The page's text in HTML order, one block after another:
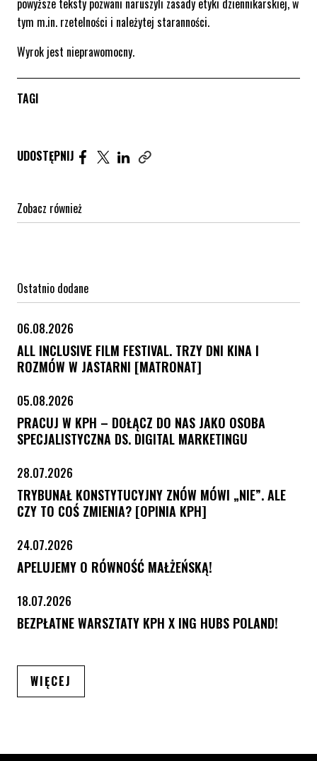
powyższe teksty pozwani naruszyli zasady etyki dziennikarskiej, w
tym m.in. rzetelności i należytej staranności.
Wyrok jest nieprawomocny.
TAGI
UDOSTĘPNIJ Udostępnij artykuł na Facebook. Strona otwiera się
Udostępnij artykuł na Twitter. Strona otwiera
Udostępnij artykuł na Linkedin. Strona
Zobacz również
Ostatnio dodane
06.08.2026
ALL INCLUSIVE FILM FESTIVAL. TRZY DNI KINA I
ROZMÓW W JASTARNI [MATRONAT]
05.08.2026
PRACUJ W KPH – DOŁĄCZ DO NAS JAKO OSOBA
SPECJALISTYCZNA DS. DIGITAL MARKETINGU
28.07.2026
TRYBUNAŁ KONSTYTUCYJNY ZNÓW MÓWI „NIE”. ALE
CZY TO COŚ ZMIENIA? [OPINIA KPH]
24.07.2026
APELUJEMY O RÓWNOŚĆ MAŁŻEŃSKĄ!
18.07.2026
BEZPŁATNE WARSZTATY KPH X ING HUBS POLAND!
WIĘCEJ